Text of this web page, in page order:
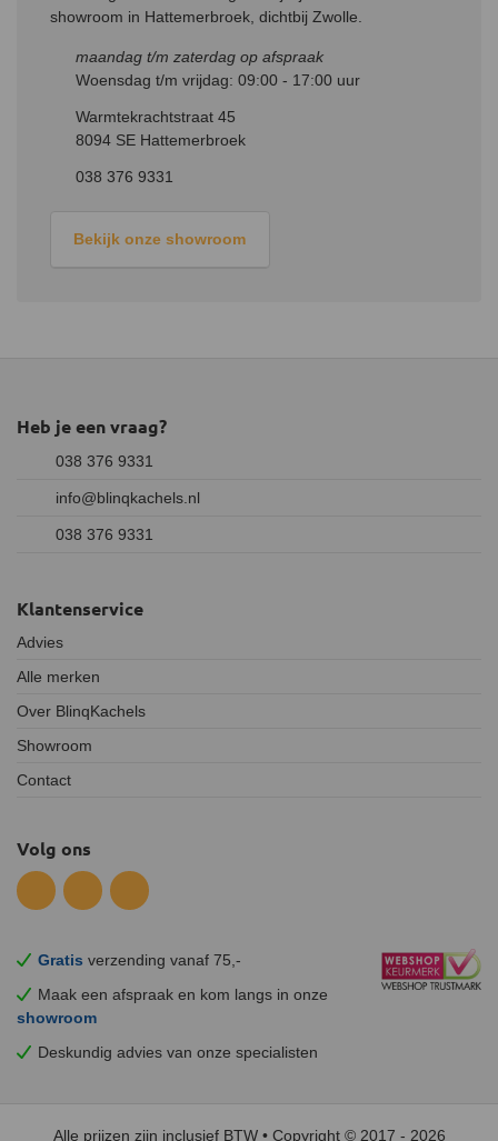
showroom in Hattemerbroek, dichtbij Zwolle.
maandag t/m zaterdag op afspraak
Woensdag t/m vrijdag: 09:00 - 17:00 uur
Warmtekrachtstraat 45
8094 SE Hattemerbroek
038 376 9331
Bekijk onze showroom
Gratis verzending vanaf 75,-
Maak een afspraak en kom langs in onze
showroom
Deskundig advies van onze specialisten
Heb je een vraag?
038 376 9331
info@blinqkachels.nl
038 376 9331
Klantenservice
Advies
Alle merken
Over BlinqKachels
Showroom
Contact
Volg ons
Alle prijzen zijn inclusief BTW • Copyright © 2017 - 2026